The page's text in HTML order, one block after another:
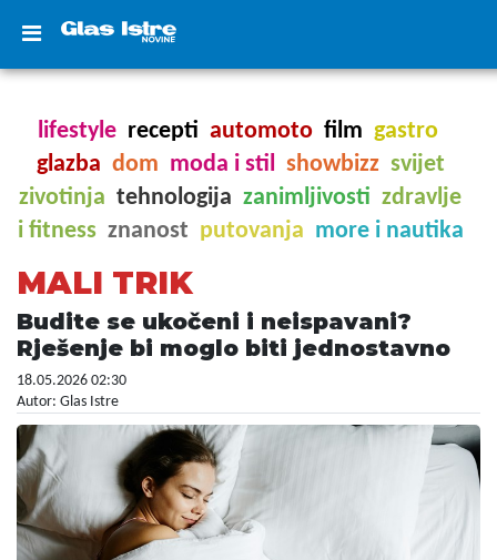
lifestyle recepti automoto film gastro
glazba dom moda i stil showbizz svijet
zivotinja tehnologija zanimljivosti zdravlje
i fitness znanost putovanja more i nautika
MALI TRIK
Budite se ukočeni i neispavani?
Rješenje bi moglo biti jednostavno
18.05.2026 02:30
Autor: Glas Istre